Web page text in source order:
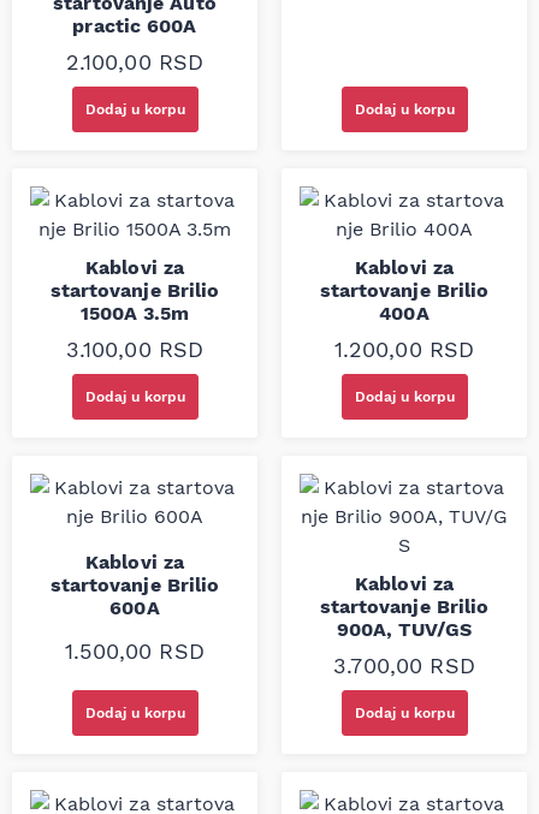
practic 600A
2.100,00 RSD
Dodaj u korpu Dodaj u korpu
Kablovi za
startovanje Brilio
1500A 3.5m
3.100,00 RSD
Dodaj u korpu
Kablovi za
startovanje Brilio
400A
1.200,00 RSD
Dodaj u korpu
Kablovi za
startovanje Brilio
600A
1.500,00 RSD
Dodaj u korpu
Kablovi za
startovanje Brilio
900A, TUV/GS
3.700,00 RSD
Dodaj u korpu